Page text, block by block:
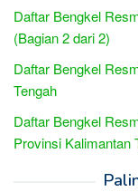
Daftar Bengkel
(Bagian 2 dari 2)
Daftar Bengkel
Tengah
Daftar Bengkel
Provinsi Kalimantan